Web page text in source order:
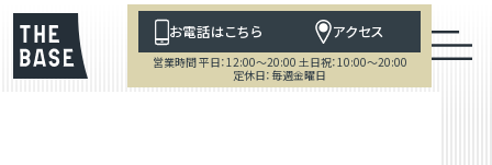
お電話はこちら アクセス
営業時間 平日：12:00～20:00 土日祝：10:00～20:00
定休日：毎週金曜日